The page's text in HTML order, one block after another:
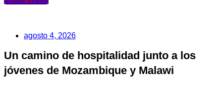
agosto 4, 2026
Un camino de hospitalidad junto a los
jóvenes de Mozambique y Malawi